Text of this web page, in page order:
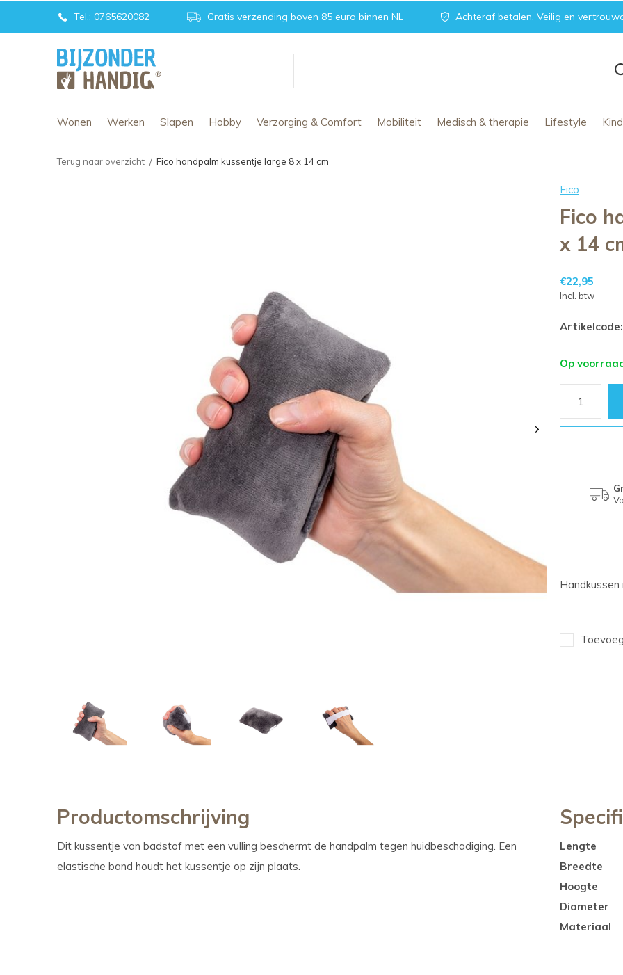
Wonen Werken Slapen Hobby Verzorging & Comfort Mobiliteit Medisch & therapie Lifestyle
Tel.: 0765620082 Gratis verzending boven 85 euro binnen NL Achteraf betalen. Veilig en
Terug naar overzicht Fico handpalm kussentje large 8 x 14 cm
Fico
Fico
x 14
€22,95
Incl. btw
Artikelcode:
Op
Productomschrijving
Dit kussentje van badstof met een vulling beschermt de handpalm tegen huidbeschadiging. Een
elastische band houdt het kussentje op zijn plaats.
Lengte
Breedte
Hoogte
Diameter
Materiaal